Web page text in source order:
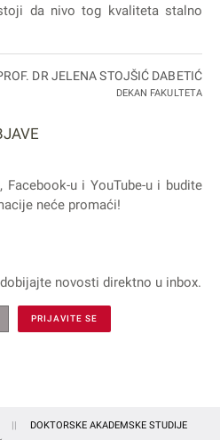
da nivo tog kvaliteta stalno
DR JELENA STOJŠIĆ DABETIĆ
DEKAN FAKULTETA
Facebook-u i YouTube-u i budite
neće promaći!
novosti direktno u inbox.
DOKTORSKE AKADEMSKE STUDIJE